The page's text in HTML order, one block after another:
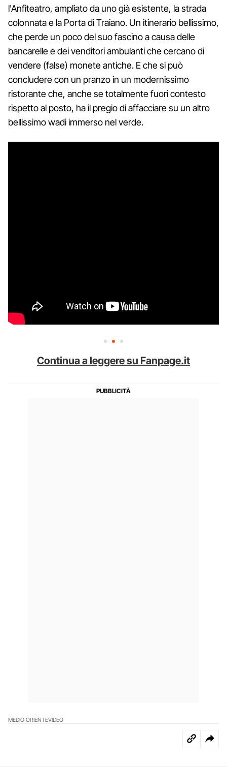
l'Anfiteatro, ampliato da uno già esistente, la strada
colonnata e la Porta di Traiano. Un itinerario bellissimo,
che perde un poco del suo fascino a causa delle
bancarelle e dei venditori ambulanti che cercano di
vendere (false) monete antiche. E che si può
concludere con un pranzo in un modernissimo
ristorante che, anche se totalmente fuori contesto
rispetto al posto, ha il pregio di affacciare su un altro
bellissimo wadi immerso nel verde.
Continua a leggere su Fanpage.it
MEDIO ORIENTEVIDEO